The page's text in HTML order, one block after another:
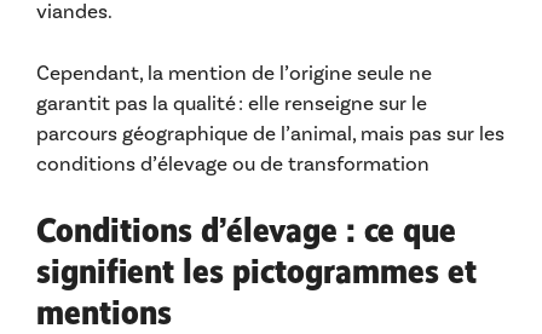
viandes.
Cependant, la mention de l’origine seule ne
garantit pas la qualité : elle renseigne sur le
parcours géographique de l’animal, mais pas sur les
conditions d’élevage ou de transformation
Conditions d’élevage : ce que
signifient les pictogrammes et
mentions